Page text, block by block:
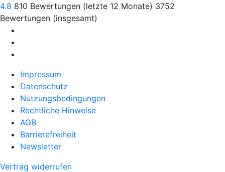
4.8 810 Bewertungen (letzte 12 Monate) 3752
Bewertungen (insgesamt)
Impressum
Datenschutz
Nutzungsbedingungen
Rechtliche Hinweise
AGB
Barrierefreiheit
Newsletter
Vertrag widerrufen